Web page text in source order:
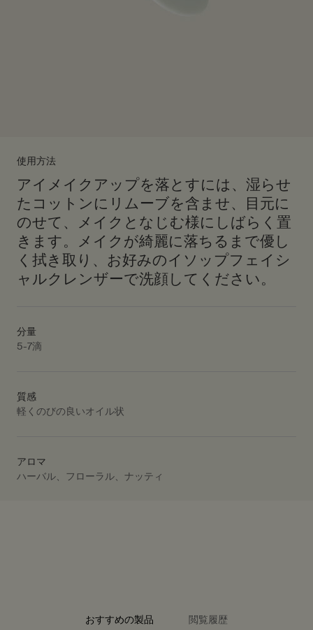
使用方法
アイメイクアップを落とすには、湿らせ
たコットンにリムーブを含ませ、目元に
のせて、メイクとなじむ様にしばらく置
きます。メイクが綺麗に落ちるまで優し
く拭き取り、お好みのイソップフェイシ
ャルクレンザーで洗顔してください。
分量
5-7滴
質感
軽くのびの良いオイル状
アロマ
ハーバル、フローラル、ナッティ
PDP carousel with text
PDP Video Flowplayer just on mobile
おすすめの製品 閲覧履歴